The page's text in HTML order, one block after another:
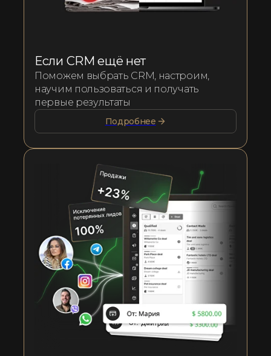
Если CRM ещё нет
Поможем выбрать CRM, настроим,
научим пользоваться и получать
первые результаты
Подробнее